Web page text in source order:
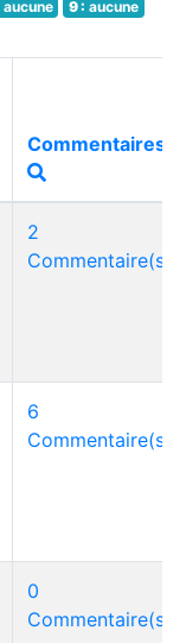
aucune 9 : aucune
Commentaires
2
Commentaire(s)
6
Commentaire(s)
0
Commentaire(s)